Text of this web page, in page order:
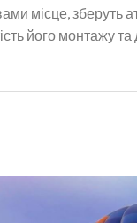
місце, зберуть
його монтажу